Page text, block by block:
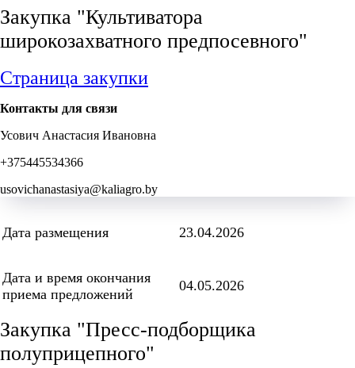
Закупка "Культиватора
широкозахватного предпосевного"
Страница закупки
Контакты для связи
Усович Анастасия Ивановна
+375445534366
usovichanastasiya@kaliagro.by
Дата размещения 23.04.2026
Дата и время окончания
приема предложений
04.05.2026
Закупка "Пресс-подборщика
полуприцепного"